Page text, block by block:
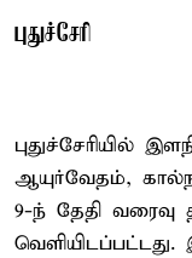
புதுச்சேரி
புதுச்சேரியில்
ஆயுர்வேதம்,
9-ந் தேதி வரைவு